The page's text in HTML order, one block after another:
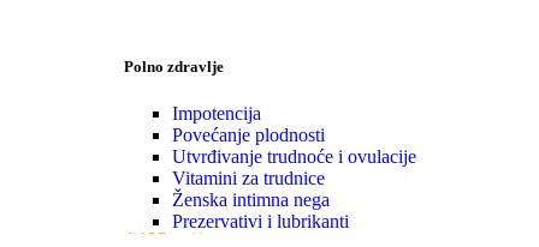
Polno zdravlje
Impotencija
Povećanje plodnosti
Utvrđivanje trudnoće i ovulacije
Vitamini za trudnice
Ženska intimna nega
Prezervativi i lubrikanti
VIŠE